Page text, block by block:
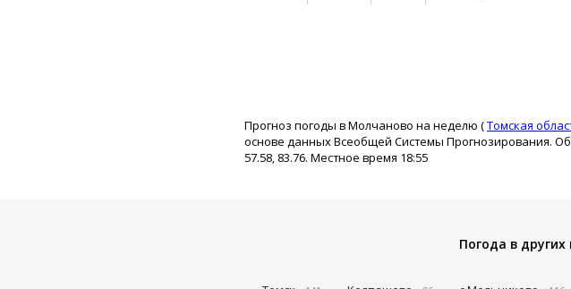
Прогноз погоды в Молчаново на неделю (Томская
основе данных Всеобщей Системы Прогнозирования.
57.58, 83.76. Местное время 18:55
Погода в